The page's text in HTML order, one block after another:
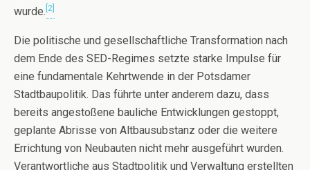
wurde. [2]
Die politische und gesellschaftliche Transformation nach
dem Ende des SED-Regimes setzte starke Impulse für
eine fundamentale Kehrtwende in der Potsdamer
Stadtbaupolitik. Das führte unter anderem dazu, dass
bereits angestoßene bauliche Entwicklungen gestoppt,
geplante Abrisse von Altbausubstanz oder die weitere
Errichtung von Neubauten nicht mehr ausgeführt wurden.
Verantwortliche aus Stadtpolitik und Verwaltung erstellten